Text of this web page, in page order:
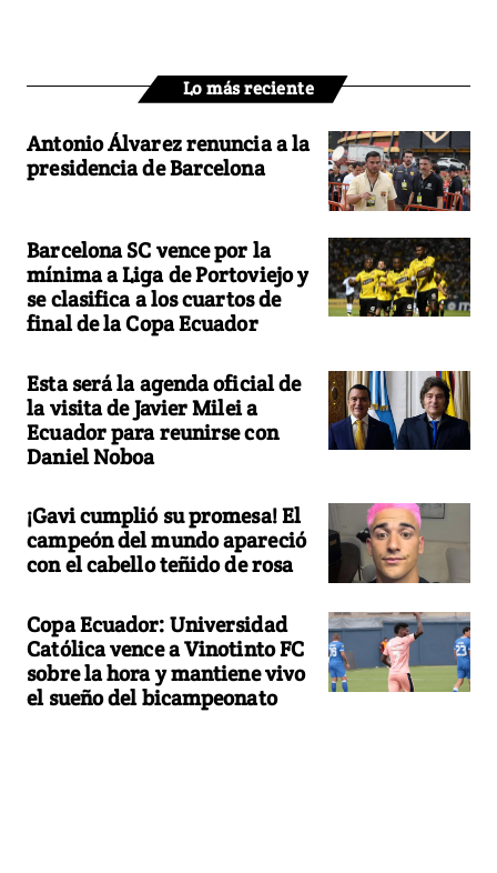
Lo más reciente
Antonio Álvarez renuncia a la
presidencia de Barcelona
Barcelona SC vence por la
mínima a Liga de Portoviejo y
se clasifica a los cuartos de
final de la Copa Ecuador
Esta será la agenda oficial de
la visita de Javier Milei a
Ecuador para reunirse con
Daniel Noboa
¡Gavi cumplió su promesa! El
campeón del mundo apareció
con el cabello teñido de rosa
Copa Ecuador: Universidad
Católica vence a Vinotinto FC
sobre la hora y mantiene vivo
el sueño del bicampeonato